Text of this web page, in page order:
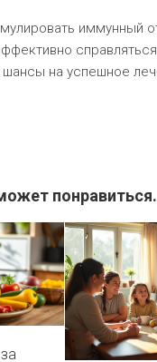
иммунный
шансы на успешное